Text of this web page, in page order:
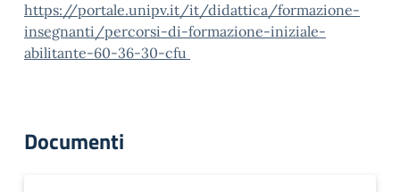
https://portale.unipv.it/it/didattica/formazione-
insegnanti/percorsi-di-formazione-iniziale-
abilitante-60-36-30-cfu
Documenti